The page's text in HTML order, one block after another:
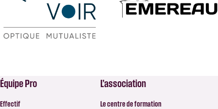
Équipe Pro
Effectif
L’association
Le centre de formation